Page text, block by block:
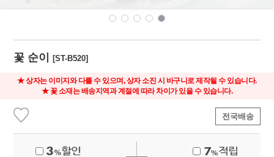
꽃 순이[ST-B520]
★ 상자는 이미지와 다를 수 있으며, 상자 소진 시 바구니로 제작될 수 있습니다.
★ 꽃 소재는 배송지역과 계절에 따라 차이가 있을 수 있습니다.
전국배송